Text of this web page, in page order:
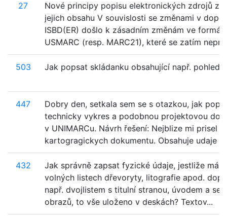
27
Nové principy popisu elektronických zdrojů z
jejich obsahu V souvislosti se změnami v
ISBD(ER) došlo k zásadním změnám ve
USMARC (resp. MARC21), které se zatím
503 Jak popsat skládanku obsahující např.
447
Dobry den, setkala sem se s otazkou, jak
technicky vykres a podobnou projektovou
v UNIMARCu. Návrh řešení: Nejblize mi prisel
kartogragickych dokumentu. Obsahuje udaje ...
432
Jak správně zapsat fyzické údaje, jestliže
volných listech dřevoryty, litografie apod.
např. dvojlistem s titulní stranou, úvodem a
obrazů, to vše uloženo v deskách? Textov...